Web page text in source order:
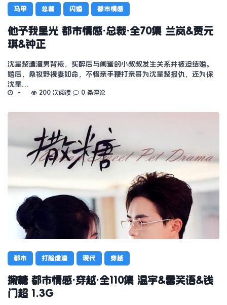
马甲 总裁 闪婚 都市情感
他予我星光 都市情感·总裁·全70集 兰岚&贾元
琪&钟正
沈星黎遭渣男背叛，买醉后与闺蜜的小叔叔发生关系并被迫结婚。
婚后，桑牧野视妻如命，不惜亲手鞭打亲哥为沈星黎报仇，还为保
沈星…
200 次阅读 0 条评论
都市 打脸虐渣 现代 穿越
撒糖 都市情感·穿越·全110集 温宇&雷笑语&钱
门超 1.3G